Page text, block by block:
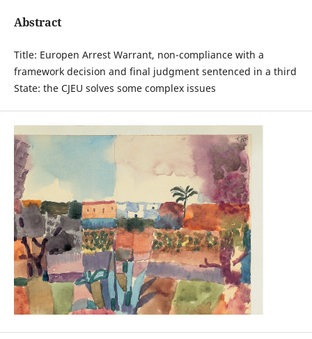
Abstract
Title: Europen Arrest Warrant, non-compliance with a
framework decision and final judgment sentenced in a third
State: the CJEU solves some complex issues